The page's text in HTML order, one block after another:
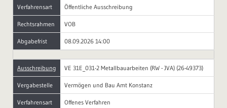
Verfahrensart Öffentliche Ausschreibung
Rechtsrahmen VOB
Abgabefrist 08.09.2026 14:00
Ausschreibung VE 31E_031-2 Metallbauarbeiten (RW - JVA) (26-49373)
Vergabestelle Vermögen und Bau Amt Konstanz
Verfahrensart Offenes Verfahren